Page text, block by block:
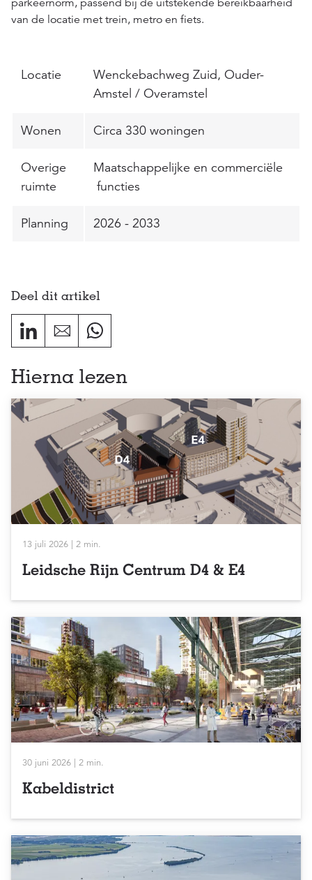
parkeernorm, passend bij de uitstekende bereikbaarheid
van de locatie met trein, metro en fiets.
Locatie
Wenckebachweg Zuid, Ouder-
Amstel / Overamstel
Wonen Circa 330 woningen
Overige
ruimte
Maatschappelijke en commerciële
functies
Planning 2026 - 2033
Deel dit artikel
Hierna lezen
13 juli 2026 | 2 min.
Leidsche Rijn Centrum D4 & E4
30 juni 2026 | 2 min.
Kabeldistrict